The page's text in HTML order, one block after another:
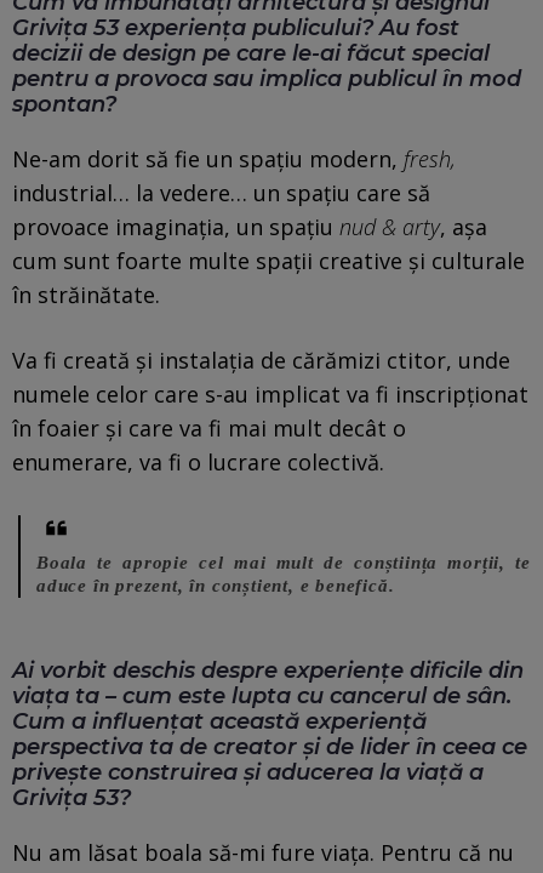
Grivița 53 experiența publicului? Au fost
decizii de design pe care le-ai făcut special
pentru a provoca sau implica publicul în mod
spontan?
Ne-am dorit să fie un spațiu modern, fresh,
industrial… la vedere… un spațiu care să
provoace imaginația, un spațiu nud & arty, așa
cum sunt foarte multe spații creative și culturale
în străinătate.
Va fi creată și instalația de cărămizi ctitor, unde
numele celor care s-au implicat va fi inscripționat
în foaier și care va fi mai mult decât o
enumerare, va fi o lucrare colectivă.
Boala te apropie cel mai mult de conștiința morții, te
aduce în prezent, în conștient, e benefică.
Ai vorbit deschis despre experiențe dificile din
viața ta – cum este lupta cu cancerul de sân.
Cum a influențat această experiență
perspectiva ta de creator și de lider în ceea ce
privește construirea și aducerea la viață a
Grivița 53?
Nu am lăsat boala să-mi fure viața. Pentru că nu